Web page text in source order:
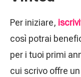
Lascia una
Gestisci le
Vinted per i
Per iniziare,
così potrai
per i tuoi primi
cui scrivo offre